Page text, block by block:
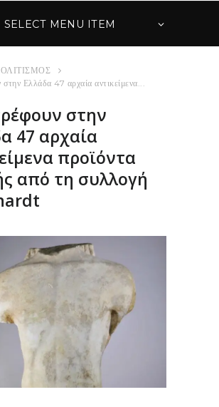
SELECT MENU ITEM
στην Ελλάδα 47 αρχαία αντικείμενα...
στην
47 αρχαία
προϊόντα
από τη συλλογή